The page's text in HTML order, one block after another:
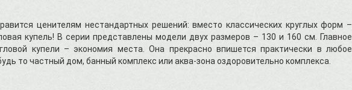
ценителям нестандартных решений: вместо классических круглых форм –
купель! В серии представлены модели двух размеров – 130 и 160 см. Главное
купели – экономия места. Она прекрасно впишется практически в любое
то частный дом, банный комплекс или аква-зона оздоровительно комплекса.